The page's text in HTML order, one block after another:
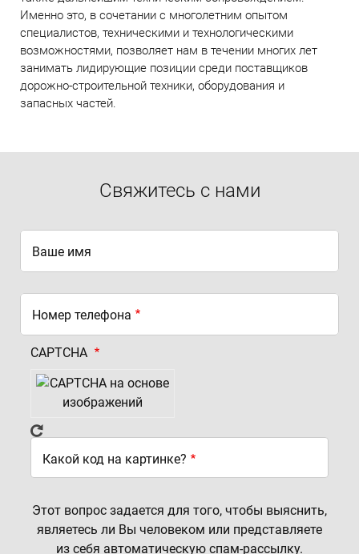
Именно это, в сочетании с многолетним опытом
специалистов, техническими и технологическими
возможностями, позволяет нам в течении многих лет
занимать лидирующие позиции среди поставщиков
дорожно-строительной техники, оборудования и
запасных частей.
Свяжитесь с нами
Ваше имя
Номер телефона
CAPTCHA
Какой код на картинке?
Этот вопрос задается для того, чтобы выяснить,
являетесь ли Вы человеком или представляете
из себя автоматическую спам-рассылку.